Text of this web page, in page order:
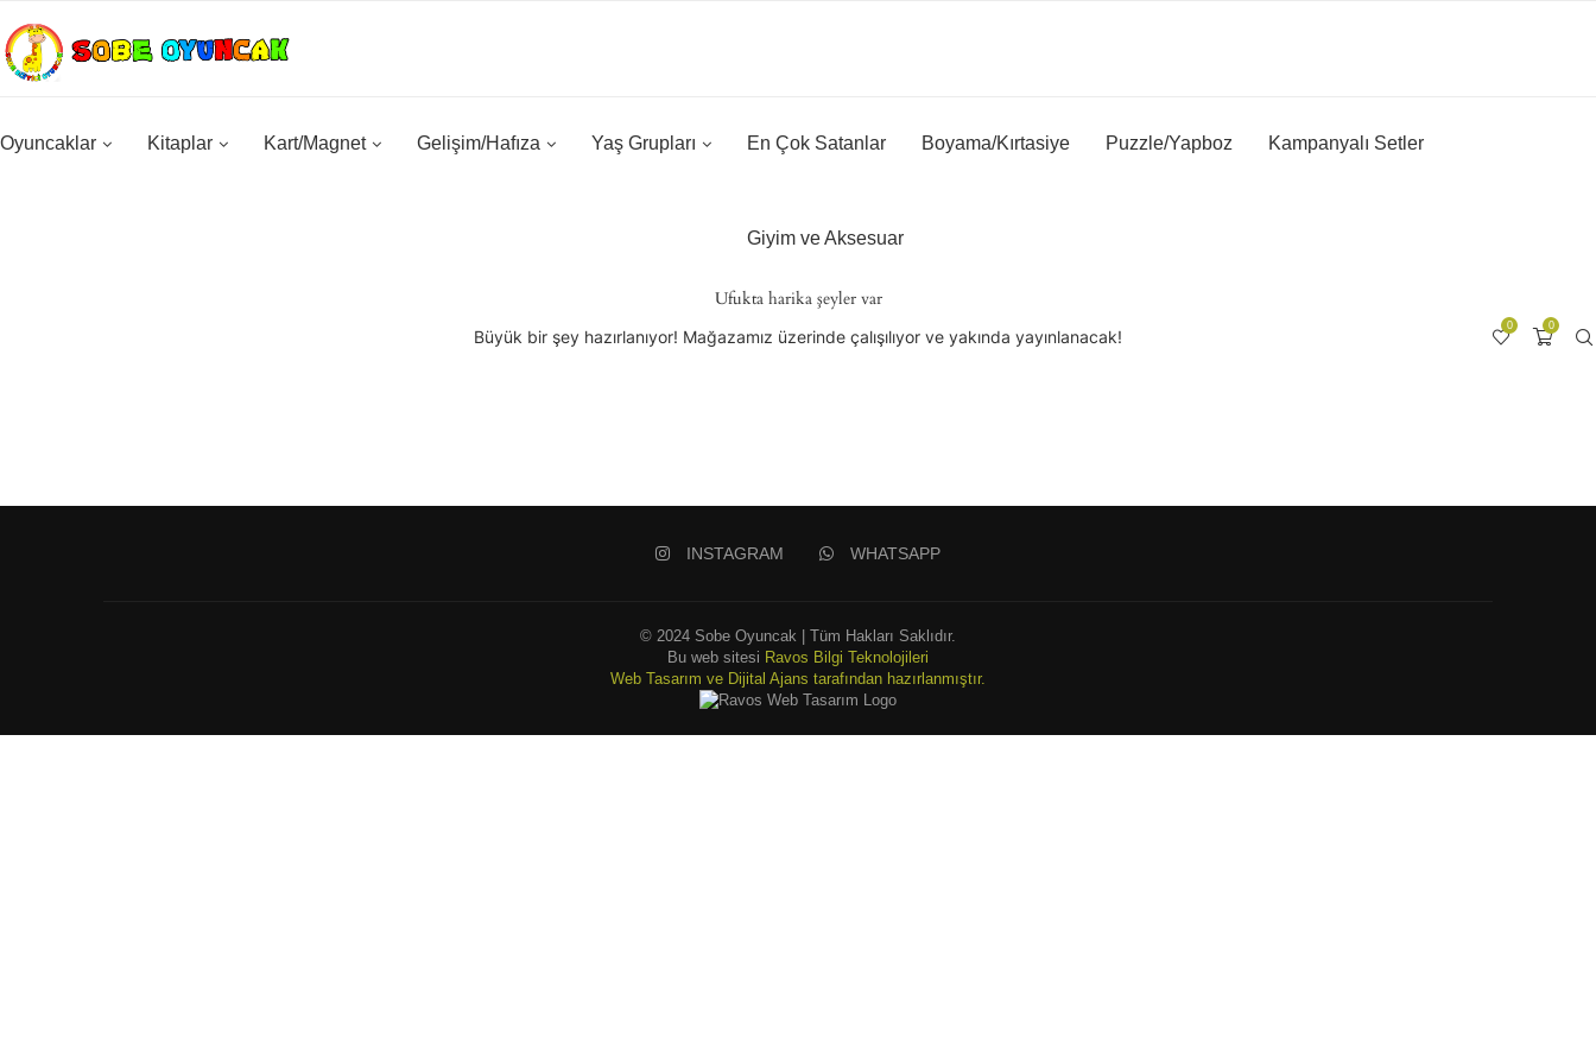
Oyuncaklar Kitaplar Kart/Magnet Gelişim/Hafıza Yaş Grupları En Çok Satanlar Boyama/Kırtasiye Puzzle/Yapboz Kampanyalı Setler
Giyim ve Aksesuar
0
0
Ufukta harika şeyler var
Büyük bir şey hazırlanıyor! Mağazamız üzerinde çalışılıyor ve yakında yayınlanacak!
INSTAGRAM WHATSAPP
© 2024 Sobe Oyuncak | Tüm Hakları Saklıdır.
Bu web sitesi Ravos Bilgi Teknolojileri
Web Tasarım ve Dijital Ajans tarafından hazırlanmıştır.